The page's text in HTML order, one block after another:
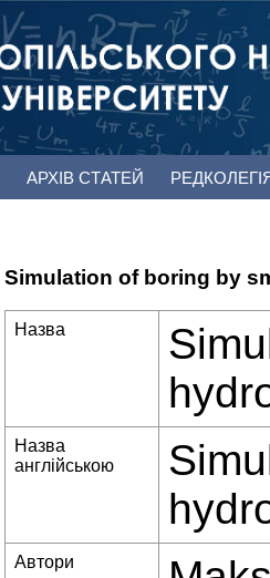
АРХІВ СТАТЕЙ
Simulation of boring by
Назва
Назва
англійською
Автори